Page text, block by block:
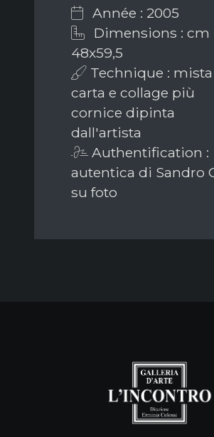
Année : 2005
Dimensions : cm
48x59,5
Technique :
carta e collage più
cornice dipinta
dall'artista
Authentification :
autentica di Sandro
su foto